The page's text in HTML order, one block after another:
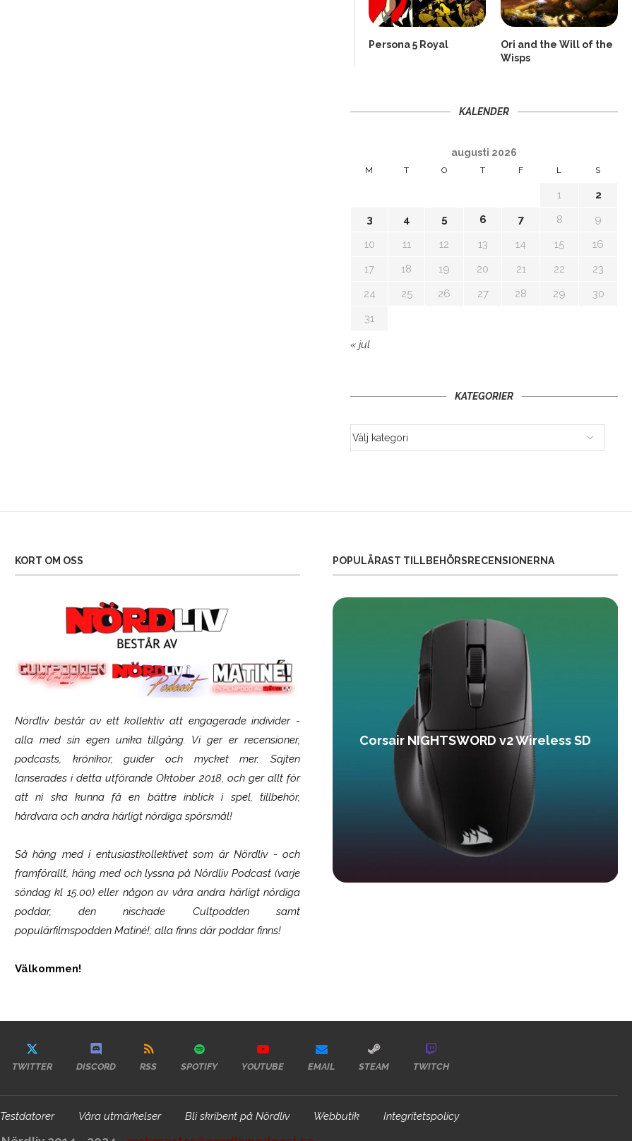
Persona 5 Royal
Ori and the Will of the
Wisps
KALENDER
augusti 2026
M T O T F L S
1
2
3
4 5 6 7 8
9
10
11 12 13 14 15
16
17
18 19 20 21 22
23
24
25 26 27 28 29
30
31
« jul
KATEGORIER
KORT OM OSS
Nördliv består av ett kollektiv att engagerade individer -
alla med sin egen unika tillgång. Vi ger er recensioner,
podcasts, krönikor, guider och mycket mer. Sajten
lanserades i detta utförande Oktober 2018, och ger allt för
att ni ska kunna få en bättre inblick i spel, tillbehör,
hårdvara och andra härligt nördiga spörsmål!
Så häng med i entusiastkollektivet som ärNördliv- och
framförallt, häng med och lyssna på Nördliv Podcast (varje
söndag kl 15.00) eller någon av våra andra härligt nördiga
poddar, den nischade Cultpodden samt
populärfilmspodden Matiné!; alla finns där poddar finns!
Välkommen!
POPULÄRAST TILLBEHÖRSRECENSIONERNA
SCUF Gaming Omega Corsair NIGHTSWORD v2 Wireless SD
TWITTER DISCORD RSS SPOTIFY YOUTUBE EMAIL STEAM TWITCH
Testdatorer Våra utmärkelser Bli skribent på Nördliv Webbutik Integritetspolicy